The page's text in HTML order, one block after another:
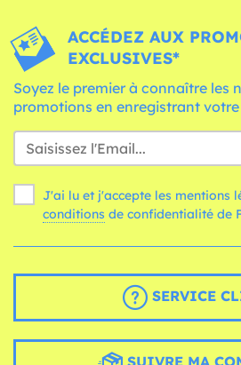
ACCÉDEZ AUX
EXCLUSIVES*
Soyez le premier à connaître les
promotions en enregistrant votre
J'ai lu et j'accepte les mentions
conditions de confidentialité de
SERVICE